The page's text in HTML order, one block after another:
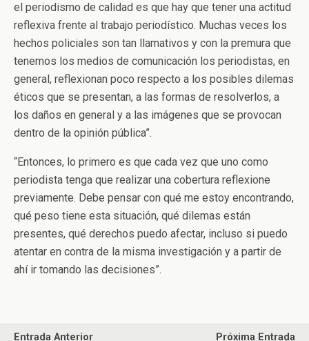
el periodismo de calidad es que hay que tener una actitud
reflexiva frente al trabajo periodístico. Muchas veces los
hechos policiales son tan llamativos y con la premura que
tenemos los medios de comunicación los periodistas, en
general, reflexionan poco respecto a los posibles dilemas
éticos que se presentan, a las formas de resolverlos, a
los daños en general y a las imágenes que se provocan
dentro de la opinión pública”.
“Entonces, lo primero es que cada vez que uno como
periodista tenga que realizar una cobertura reflexione
previamente. Debe pensar con qué me estoy encontrando,
qué peso tiene esta situación, qué dilemas están
presentes, qué derechos puedo afectar, incluso si puedo
atentar en contra de la misma investigación y a partir de
ahí ir tomando las decisiones”.
Entrada Anterior Próxima Entrada